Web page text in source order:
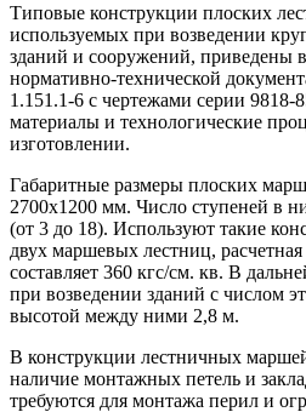
Типовые конструкции плоских
используемых при возведении
зданий и сооружений, приведены
нормативно-технической
1.151.1-6 с чертежами серии
материалы и технологические
изготовлении.
Габаритные размеры плоских
2700х1200 мм. Число ступеней в
(от 3 до 18). Используют такие
двух маршевых лестниц,
составляет 360 кгс/см. кв. В
при возведении зданий с числом
высотой между ними 2,8 м.
В конструкции лестничных
наличие монтажных петель и
требуются для монтажа перил и